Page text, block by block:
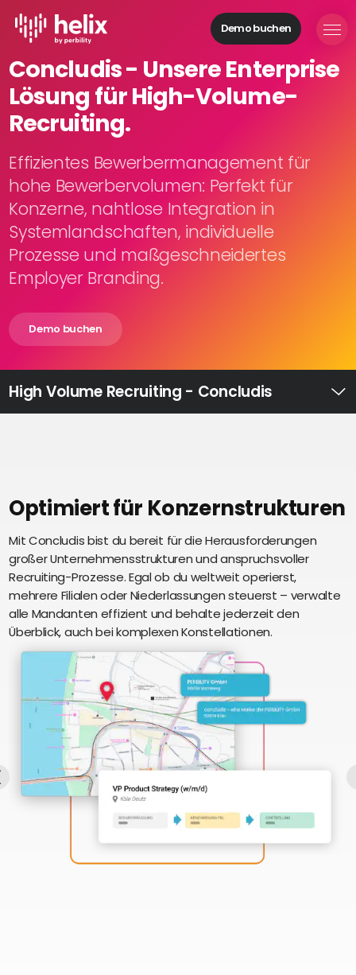
Demo buchen
Helix Module
Organisationen
aufbauen
gewinnen
Mitarbeitende
entwickeln
Feedback
geben
Volume
Ausbildungsmanagement
Lernen
eAkte
und
Digitalisierung
Schnittstellen
Intelligenz
Über uns
Perbility
Offene
Stellen
Compliance
Kontakt
Theme-
Concludis - Unsere Enterprise
Lösung für High-Volume-
Recruiting.
Effizientes Bewerbermanagement für
hohe Bewerbervolumen: Perfekt für
Konzerne, nahtlose Integration in
Systemlandschaften, individuelle
Prozesse und maßgeschneidertes
Employer Branding.
Demo buchen
High Volume Recruiting - Concludis
Optimiert für Konzernstrukturen
Mit Concludis bist du bereit für die Herausforderungen
großer Unternehmensstrukturen und anspruchsvoller
Recruiting-Prozesse. Egal ob du weltweit operierst,
mehrere Filialen oder Niederlassungen steuerst – verwalte
alle Mandanten effizient und behalte jederzeit den
Überblick, auch bei komplexen Konstellationen.